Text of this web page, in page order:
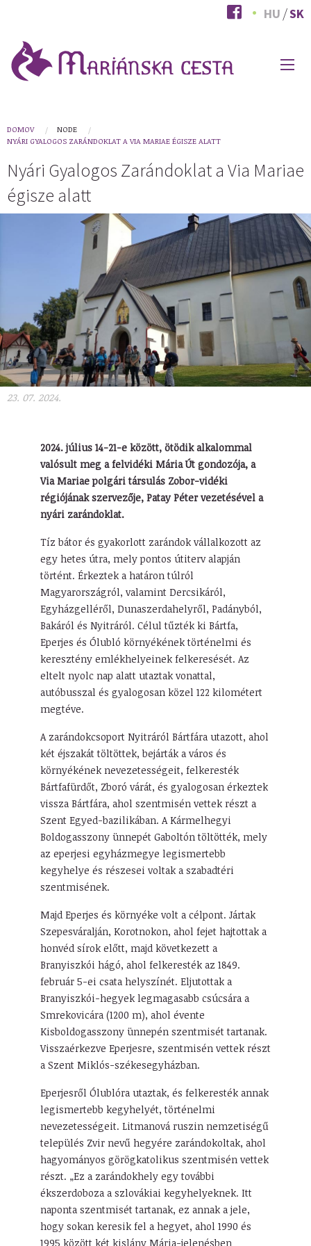
hlavný
obsah
HU SK
You
here
DOMOV
NODE
NYÁRI GYALOGOS ZARÁNDOKLAT A VIA MARIAE ÉGISZE ALATT
Nyári Gyalogos Zarándoklat a Via Mariae
égisze alatt
23. 07. 2024.
2024. július 14-21-e között, ötödik alkalommal
valósult meg a felvidéki Mária Út gondozója, a
Via Mariae polgári társulás Zobor-vidéki
régiójának szervezője, Patay Péter vezetésével a
nyári zarándoklat.
Tíz bátor és gyakorlott zarándok vállalkozott az
egy hetes útra, mely pontos útiterv alapján
történt. Érkeztek a határon túlról
Magyarországról, valamint Dercsikáról,
Egyházgelléről, Dunaszerdahelyről, Padányból,
Bakáról és Nyitráról. Célul tűzték ki Bártfa,
Eperjes és Ólubló környékének történelmi és
keresztény emlékhelyeinek felkeresését. Az
eltelt nyolc nap alatt utaztak vonattal,
autóbusszal és gyalogosan közel 122 kilométert
megtéve.
A zarándokcsoport Nyitráról Bártfára utazott, ahol
két éjszakát töltöttek, bejárták a város és
környékének nevezetességeit, felkeresték
Bártfafürdőt, Zboró várát, és gyalogosan érkeztek
vissza Bártfára, ahol szentmisén vettek részt a
Szent Egyed-bazilikában. A Kármelhegyi
Boldogasszony ünnepét Gaboltón töltötték, mely
az eperjesi egyházmegye legismertebb
kegyhelye és részesei voltak a szabadtéri
szentmisének.
Majd Eperjes és környéke volt a célpont. Jártak
Szepesváralján, Korotnokon, ahol fejet hajtottak a
honvéd sírok előtt, majd következett a
Branyiszkói hágó, ahol felkeresték az 1849.
február 5-ei csata helyszínét. Eljutottak a
Branyiszkói-hegyek legmagasabb csúcsára a
Smrekovicára (1200 m), ahol évente
Kisboldogasszony ünnepén szentmisét tartanak.
Visszaérkezve Eperjesre, szentmisén vettek részt
a Szent Miklós-székesegyházban.
Eperjesről Ólublóra utaztak, és felkeresték annak
legismertebb kegyhelyét, történelmi
nevezetességeit. Litmanová ruszin nemzetiségű
település Zvir nevű hegyére zarándokoltak, ahol
hagyományos görögkatolikus szentmisén vettek
részt. „Ez a zarándokhely egy további
ékszerdoboza a szlovákiai kegyhelyeknek. Itt
naponta szentmisét tartanak, ez annak a jele,
hogy sokan keresik fel a hegyet, ahol 1990 és
1995 között két kislány Mária-jelenésben